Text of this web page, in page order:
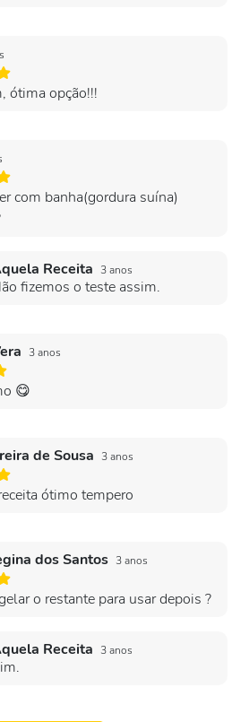
ótima opção!!!
com banha(gordura suína)
Receita 3 anos
fizemos o teste assim.
3 anos
😋
de Sousa 3 anos
ótimo tempero
dos Santos 3 anos
o restante para usar depois ?
Receita 3 anos